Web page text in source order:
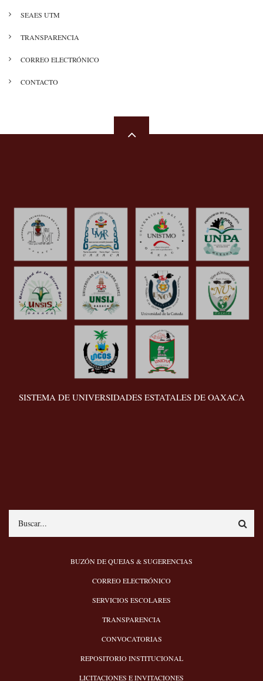
SEAES UTM
TRANSPARENCIA
CORREO ELECTRÓNICO
CONTACTO
SISTEMA DE UNIVERSIDADES ESTATALES DE OAXACA
BUZÓN DE QUEJAS & SUGERENCIAS
CORREO ELECTRÓNICO
SERVICIOS ESCOLARES
TRANSPARENCIA
CONVOCATORIAS
REPOSITORIO INSTITUCIONAL
LICITACIONES E INVITACIONES